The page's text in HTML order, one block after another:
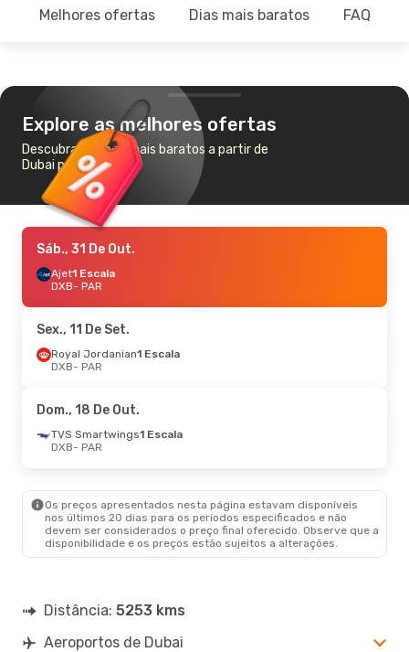
Melhores ofertas Dias mais baratos FAQ
Explore as melhores ofertas
Descubra os voos mais baratos a partir de
Dubai para Paris
Sáb., 31 De Out.
Ajet1 Escala
DXB- PAR
Sex., 11 De Set.
Royal Jordanian1 Escala
DXB- PAR
Dom., 18 De Out.
TVS Smartwings1 Escala
DXB- PAR
Os preços apresentados nesta página estavam disponíveis
nos últimos 20 dias para os períodos especificados e não
devem ser considerados o preço final oferecido. Observe que a
disponibilidade e os preços estão sujeitos a alterações.
Distância: 5253 kms
Aeroportos de Dubai